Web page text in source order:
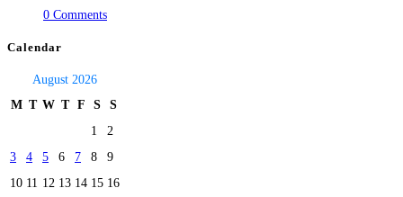
0 Comments
Calendar
August 2026
M T W T F S
S
1
2
3
4 5 6 7 8
9
10 11 12 13 14 15 16